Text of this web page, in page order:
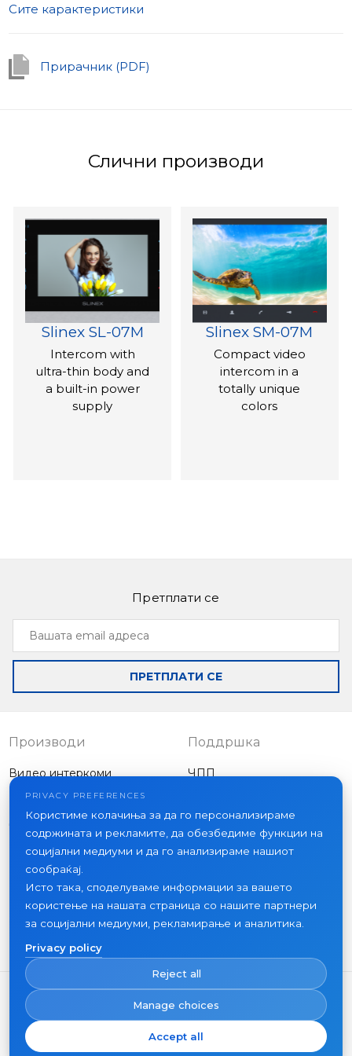
04M е идеален избор за интеграција во секој
Сите карактеристики
Прирачник (PDF)
Слични производи
Slinex SL-07M
Intercom with
ultra-thin body and
a built-in power
supply
Slinex SM-07M
Compact video
intercom in a
totally unique
colors
Slinex SQ-07MT
Ultra-thin and
Slinex SL‑07IP
smartphone, as
Претплати се
Вашата
email
адреса
ПРЕТПЛАТИ СЕ
Производи
Видео интеркоми
Надворешни панели
Друга опрема
Поддршка
ЧПП
Компанија
Вести
Контакт
Каде да купите
PRIVACY PREFERENCES
Користиме колачиња за да го персонализираме
содржината и рекламите, да обезбедиме функции на
социјални медиуми и да го анализираме нашиот
сообраќај.
Исто така, споделуваме информации за вашето
користење на нашата страница со нашите партнери
за социјални медиуми, рекламирање и аналитика.
Privacy policy
Reject all
Manage choices
Accept all